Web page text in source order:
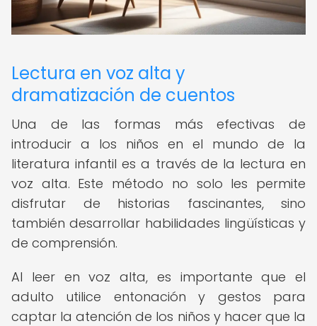
Lectura en voz alta y
dramatización de cuentos
Una de las formas más efectivas de
introducir a los niños en el mundo de la
literatura infantil es a través de la lectura en
voz alta. Este método no solo les permite
disfrutar de historias fascinantes, sino
también desarrollar habilidades lingüísticas y
de comprensión.
Al leer en voz alta, es importante que el
adulto utilice entonación y gestos para
captar la atención de los niños y hacer que la